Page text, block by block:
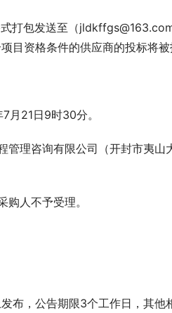
打包发送至（
目资格条件的供应商的投标将被
月21日9时30分。
管理咨询有限公司（开封市夷
人不予受理。
布，公告期限3个工作日，其他